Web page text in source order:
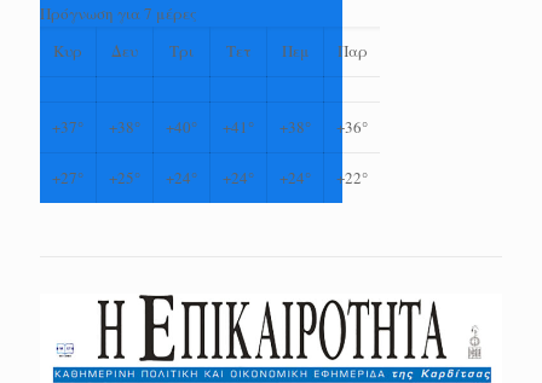
Πρόγνωση για 7 μέρες
Κυρ
Δευ Τρι Τετ Πεμ Παρ
+37° +38° +40° +41° +38° +36°
+27° +25° +24° +24° +24° +22°